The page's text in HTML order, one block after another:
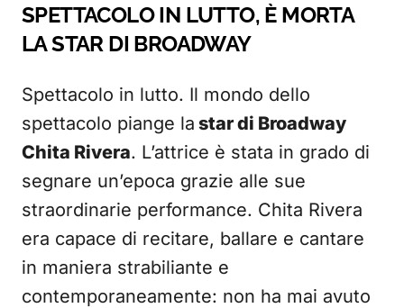
SPETTACOLO IN LUTTO, È MORTA
LA STAR DI BROADWAY
Spettacolo in lutto. Il mondo dello
spettacolo piange la star di Broadway
Chita Rivera. L’attrice è stata in grado di
segnare un’epoca grazie alle sue
straordinarie performance. Chita Rivera
era capace di recitare, ballare e cantare
in maniera strabiliante e
contemporaneamente: non ha mai avuto